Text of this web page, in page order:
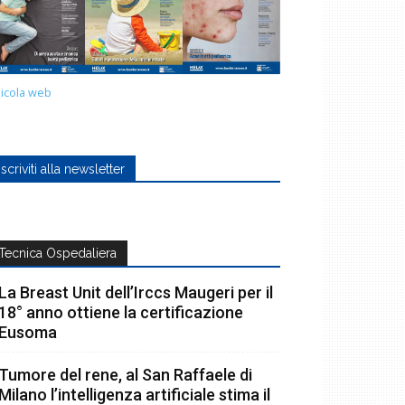
web
alla newsletter
Ospedaliera
Breast Unit dell’Irccs Maugeri per il
anno ottiene la certificazione
del rene, al San Raffaele di
l’intelligenza artificiale stima il